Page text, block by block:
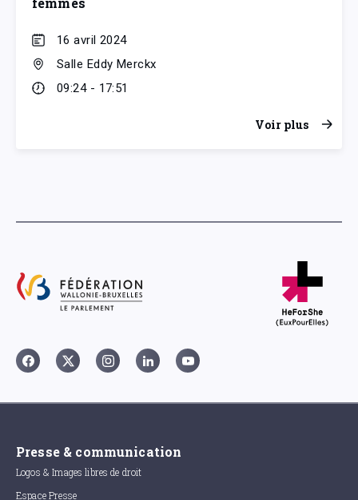
16 avril 2024
Salle Eddy Merckx
09:24 - 17:51
Voir plus
Presse & communication
Logos & Images libres de droit
Espace Presse